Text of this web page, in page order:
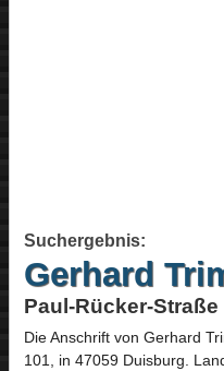
Suchergebnis:
Gerhard
Paul-Rücker-
Die Anschrift von Gerhard
101, in 47059 Duisburg.